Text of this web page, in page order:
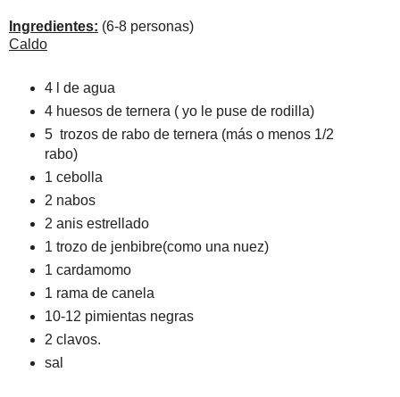
Ingredientes: (6-8 personas)
Caldo
4 l de agua
4 huesos de ternera ( yo le puse de rodilla)
5 trozos de rabo de ternera (más o menos 1/2
rabo)
1 cebolla
2 nabos
2 anis estrellado
1 trozo de jenbibre(como una nuez)
1 cardamomo
1 rama de canela
10-12 pimientas negras
2 clavos.
sal